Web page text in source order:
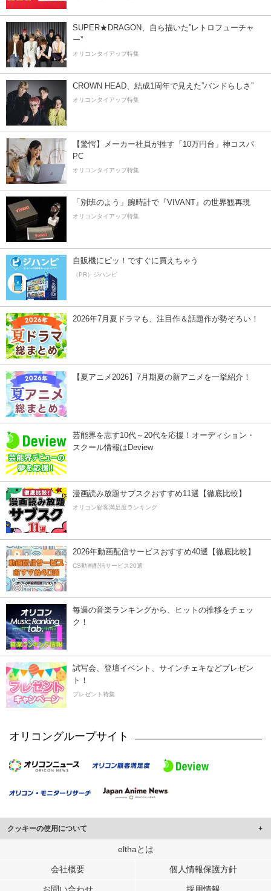
SUPER★DRAGON、自ら描いた”レトロフューチャ
ー”
オリコンタイアップ特集
CROWN HEAD、結成1周年で見えた”バンドらしさ”
オリコンタイアップ特集
【驚愕】メーカー社員が推す「10万円台」神コスパ
PC
オリコンタイアップ特集
「別班のよう」腕時計で『VIVANT』の世界観再現
オリコンタイアップ特集
自販機にピッ！ですぐに買えちゃう
（PR）ジハンピ
2026年7月夏ドラマも、注目作＆話題作が勢ぞろい！
【夏アニメ2026】7月期夏の新アニメを一挙紹介！
芸能界を志す10代～20代を応援！オーディション・
スクール情報はDeview
漫画読み放題サブスクおすすめ11選【徹底比較】
オリコン顧客満足度ランキング
2026年動画配信サービスおすすめ40選【徹底比較】
CS動画配信サービス20選
毎週の音楽ランキングから、ヒットの推移をチェッ
ク！
試写会、登壇イベント、サインチェキなどプレゼン
ト！
プレゼント特集
オリコングループサイト
クッキーの使用について
このサイトでは Cookie を使用して、ユーザーに合わせたコンテンツや広告の
行っています。
elthaとは
会社概要 個人情報保護方針